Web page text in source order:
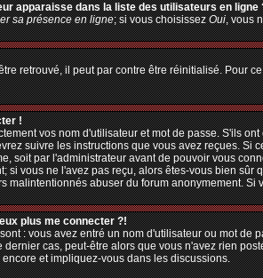
apparaisse dans la liste des utilisateurs en ligne
sa présence en ligne; si vous choisissezOui, vous
retrouvé, il peut par contre être réinitialisé. Pour
!
vos nom d'utilisateur et mot de passe. S'ils
suivre les instructions que vous avez reçues.
soit par l'administrateur avant de pouvoir vous
si vous ne l'avez pas reçu, alors êtes-vous bien
malintentionnés abuser du forum anonymement.
plus me connecter ?!
: vous avez entré un nom d'utilisateur ou mot
cas, peut-être alors que vous n'avez rien
et impliquez-vous dans les discussions.